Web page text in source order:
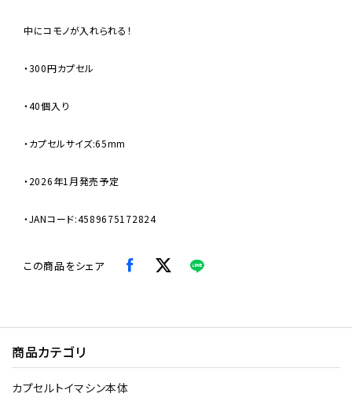
中にコモノが入れられる！
・300円カプセル
・40個入り
・カプセルサイズ:65mm
・2026年1月発売予定
・JANコード:4589675172824
この商品をシェア
商品カテゴリ
カプセルトイマシン本体